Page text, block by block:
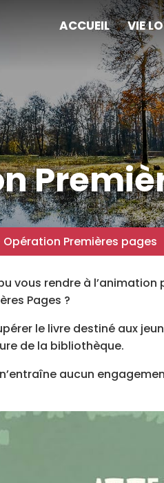
ACCUEIL VIE
Opération Premières pages
vous rendre à
Pages ?
le livre destiné aux
de la bibliothèque.
aucun